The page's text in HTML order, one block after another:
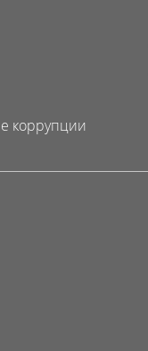
коррупции